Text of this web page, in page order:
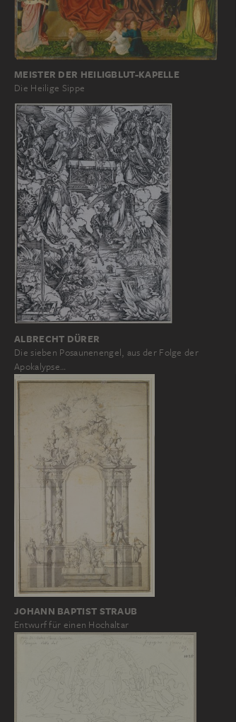
MEISTER DER HEILIGBLUT-KAPELLE
Die Heilige Sippe
ALBRECHT DÜRER
Die sieben Posaunenengel, aus der Folge der
Apokalypse…
JOHANN BAPTIST STRAUB
Entwurf für einen Hochaltar